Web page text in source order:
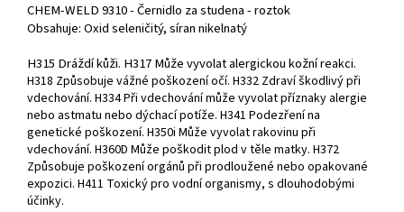
CHEM-WELD 9310 - Černidlo za studena - roztok
Obsahuje: Oxid seleničitý, síran nikelnatý
H315 Dráždí kůži. H317 Může vyvolat alergickou kožní reakci.
H318 Způsobuje vážné poškození očí. H332 Zdraví škodlivý při
vdechování. H334 Při vdechování může vyvolat příznaky alergie
nebo astmatu nebo dýchací potíže. H341 Podezření na
genetické poškození. H350i Může vyvolat rakovinu při
vdechování. H360D Může poškodit plod v těle matky. H372
Způsobuje poškození orgánů při prodloužené nebo opakované
expozici. H411 Toxický pro vodní organismy, s dlouhodobými
účinky.